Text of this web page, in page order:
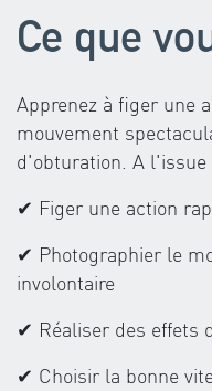
Ce que
Apprenez à figer une
mouvement
d'obturation. A l'issue
✔ Figer une action
✔ Photographier le
involontaire
✔ Réaliser des effets
✔ Choisir la bonne